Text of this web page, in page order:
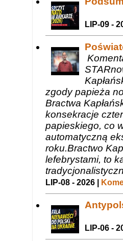
LIP-09 -
zgody papieża
Bractwa
konsekracje
papieskiego, co
automatyczną
roku.Bractwo
lefebrystami, to
LIP-08 - 2026 |
LIP-06 -